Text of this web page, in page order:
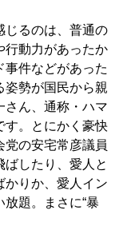
じるのは、普通の
行動力があったか
事件などがあった
姿勢が国民から親
さん、通称・ハマ
す。とにかく豪快
党の安宅常彦議員
したり、愛人と
かりか、愛人イン
題。まさに“暴